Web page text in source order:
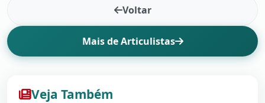
Voltar
Mais de Articulistas
Veja Também